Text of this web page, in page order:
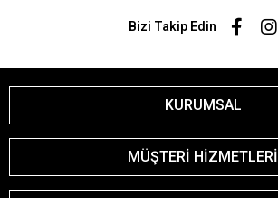
Bizi Takip Edin
KURUMSAL
MÜŞTERİ HİZMETLERİ